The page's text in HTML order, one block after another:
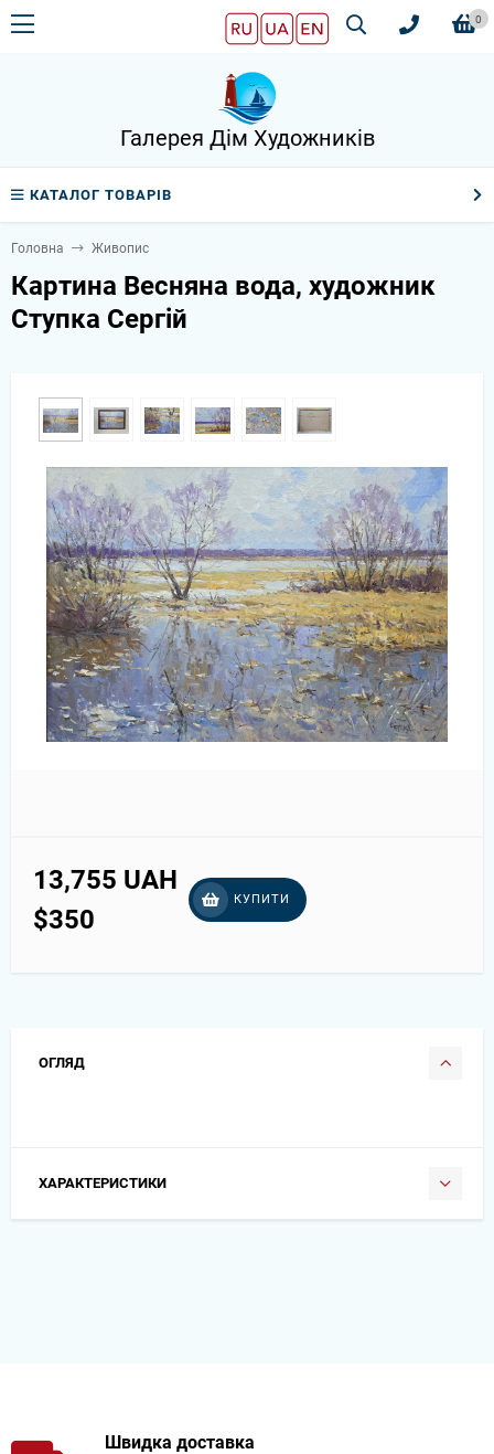
0
Галерея Дім Художників
КАТАЛОГ ТОВАРІВ
Головна Живопис
Картина Весняна вода, художник
Ступка Сергій
13,755 UAH
$350
КУПИТИ
ОГЛЯД
ХАРАКТЕРИСТИКИ
Швидка доставка